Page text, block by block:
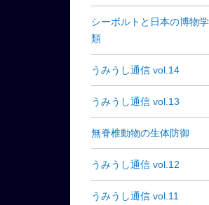
シーボルトと日本の博物
類
うみうし通信 vol.14
うみうし通信 vol.13
無脊椎動物の生体防御
うみうし通信 vol.12
うみうし通信 vol.11